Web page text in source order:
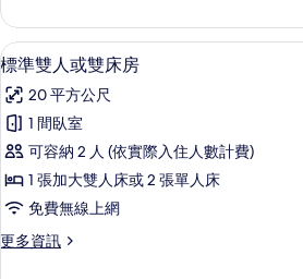
房
的
所
有
相
片
雙
人
或
床
房
詳
情
顯
示
標
準
雙
人
或
雙
高級寢
4
標準雙人或雙床房
20 平方公尺
1 間臥室
可容納 2 人 (依實際入住人數計費)
1 張加大雙人床或 2 張單人床
免費無線上網
更多資訊
更